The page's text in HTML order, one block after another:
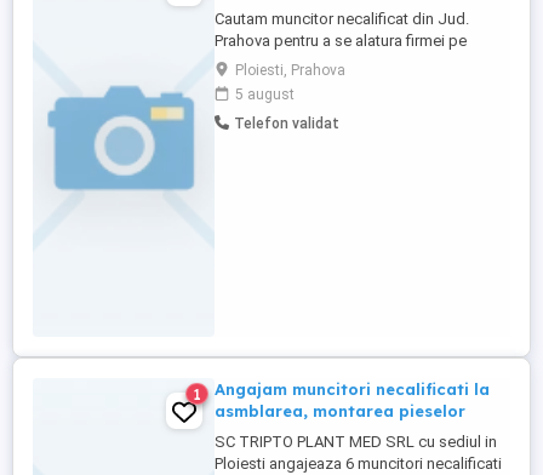
Cautam muncitor necalificat din Jud.
Prahova pentru a se alatura firmei pe
diverse santiere. Daca esti o persoana
responsabila, dornica sa inveti si sa
lucrezi intr-un mediu dinamic, te incurajam
sa aplici. Se ofera: salariu competitiv
Ploiesti, Prahova
5 august
Telefon validat
1
Angajam muncitori necalificati la
asmblarea, montarea pieselor
SC TRIPTO PLANT MED SRL cu sediul in
Ploiesti angajeaza 6 muncitori necalificati